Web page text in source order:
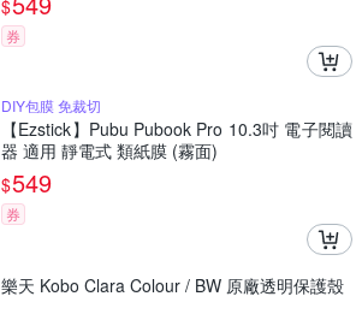
$
券
DIY包膜 免裁切
【Ezstick】Pubu Pubook Pro 10.3吋 電子閱讀
器 適用 靜電式 類紙膜 (霧面)
$549
券
樂天 Kobo Clara Colour / BW 原廠透明保護殼